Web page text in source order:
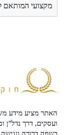
מקצועי המותאם
האתר מציע מידע
ועסקים, דרך נדל"ן